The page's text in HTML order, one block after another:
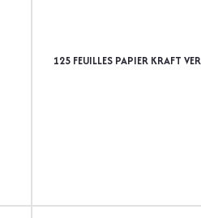
125 FEUILLES PAPIER KRAFT